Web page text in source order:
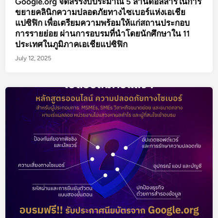
ขยายคลินิกความปลอดภัยทางไซเบอร์แห่งเอเชีย
แปซิฟิก เพื่อเตรียมความพร้อมให้แก่สถานประกอบ
การรายย่อย ผ่านการอบรมที่นำโดยนักศึกษาใน 11
ประเทศในภูมิภาคเอเชียแปซิฟิก
July 12, 2025